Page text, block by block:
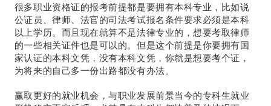
很多职业资格证的报考前提都是要拥有本科专业，比如说
公证员、律师、法官的司法考试报名条件要求必须是本科
以上学历。而且现在就算不是法律专业的，想要考取律师
的一些相关证件也是可以的。但是这个前提是你要拥有国
家认证的本科文凭，没有本科文凭，你就是想要考个证，
为将来的自己多一份出路都没有办法。
赢取更好的就业机会，与职业发展前景当今的专科生就业